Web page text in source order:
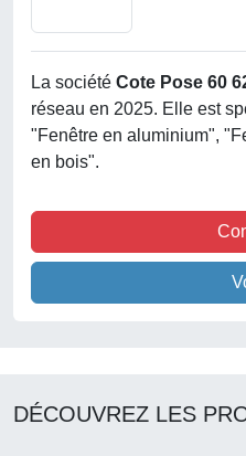
La société Cote Pose 60
réseau en 2025. Elle est
"Fenêtre en aluminium",
en bois".
DÉCOUVREZ LES